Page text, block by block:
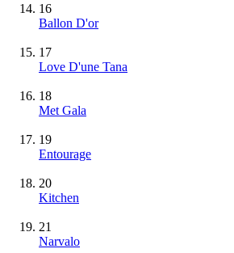
16
Ballon D'or
17
Love D'une Tana
18
Met Gala
19
Entourage
20
Kitchen
21
Narvalo